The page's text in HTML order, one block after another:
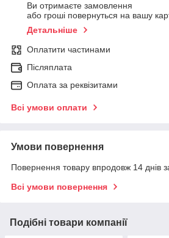
Ви отримаєте замовлення
або гроші повернуться на вашу
Детальніше
Оплатити частинами
Післяплата
Оплата за реквізитами
Всі умови оплати
Умови повернення
Повернення товару впродовж 14 днів
Всі умови повернення
Подібні товари компанії